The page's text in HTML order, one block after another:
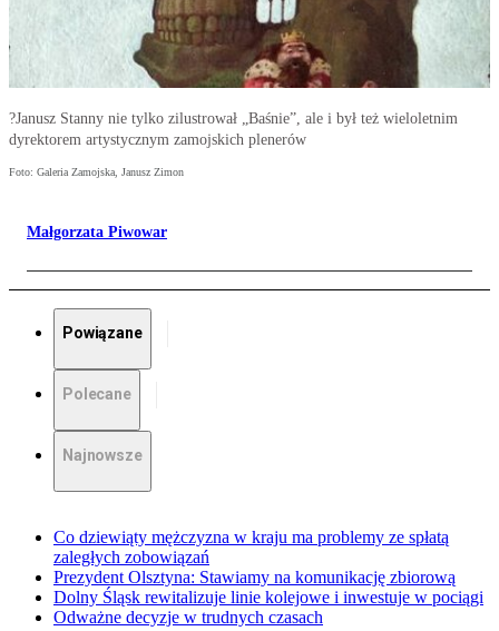
?Janusz Stanny nie tylko zilustrował „Baśnie”, ale i był też wieloletnim
dyrektorem artystycznym zamojskich plenerów
Foto: Galeria Zamojska, Janusz Zimon
Małgorzata Piwowar
Powiązane
Polecane
Najnowsze
Co dziewiąty mężczyzna w kraju ma problemy ze spłatą
zaległych zobowiązań
Prezydent Olsztyna: Stawiamy na komunikację zbiorową
Dolny Śląsk rewitalizuje linie kolejowe i inwestuje w pociągi
Odważne decyzje w trudnych czasach